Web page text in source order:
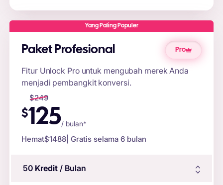
Yang Paling Populer
Paket Profesional Pro
Fitur Unlock Pro untuk mengubah merek Anda
menjadi pembangkit konversi.
$249
$125/ bulan*
Hemat$1488 | Gratis selama 6 bulan
50 Kredit/ Bulan